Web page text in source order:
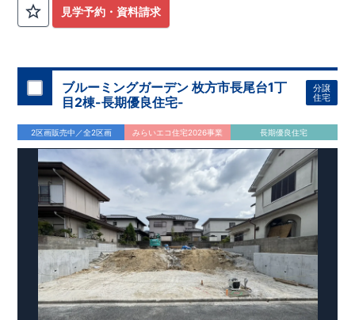
ビング全体を見渡せるオープンキッチンはスタイリッシュでお
手入れのしやすい薄型レンジフードを採用!!さらにビルトイン
空間の演出にも寄与♪
【教育施設】◎ 我孫子市立我孫子第三小学校 約1,186m(徒歩
約15分) ◎ 我孫子市立我孫子中学校 約2,707m(徒歩約34分)
住宅性能評価 W取得(設計・建設)
■第三者機関が設計・建物検査(全四回)を実施 ■税制優遇あり
4分野6項目で最高等級を取得!
□ 構造の安定 (耐風等級2・耐震等級3) □ 劣化の軽減 (劣化対
策等級3) □ 維持管理への配慮 (維持管理対策等級3) □ 空気環
境 (ホルムアルデヒド発散等級3)
快適に長く住める住宅
【長期優良住宅】
■国の定める7つの技術基準をクリア ■税制
優遇あり(最大13年間)
【東栄セーフティーダンパー標準装備】
■制震ダンパーで振れ幅を大幅に低減、繰り返す地震に強い
『耐震+制震』 ■メンテナンスフリー
現地案内予約受付中詳細やご見学など、お気軽にお問合せ下さ
い♪ 東栄住宅 松戸営業所 TEL:047-394-1321
見学予約・資料請求
ブルーミングガーデン 枚方市長尾台1丁
目2棟-長期優良住宅-
分譲
住宅
2区画販売中／全2区画 みらいエコ住宅2026事業 長期優良住宅